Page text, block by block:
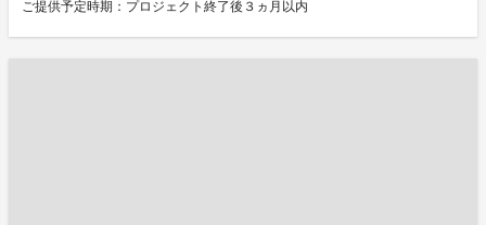
ご提供予定時期：プロジェクト終了後３ヵ月以内